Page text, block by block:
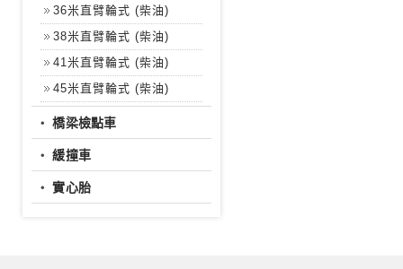
36米直臂輪式 (柴油)
38米直臂輪式 (柴油)
41米直臂輪式 (柴油)
45米直臂輪式 (柴油)
‧橋梁檢點車
‧緩撞車
‧實心胎